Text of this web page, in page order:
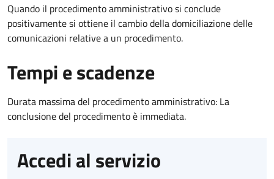
Quando il procedimento amministrativo si conclude
positivamente si ottiene il cambio della domiciliazione delle
comunicazioni relative a un procedimento.
Tempi e scadenze
Durata massima del procedimento amministrativo: La
conclusione del procedimento è immediata.
Accedi al servizio